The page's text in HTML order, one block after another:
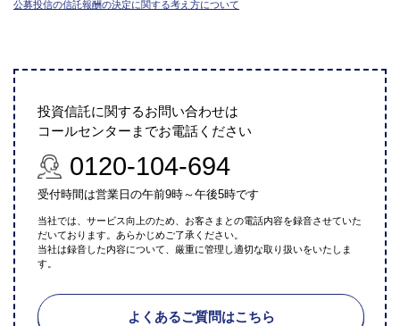
公募投信の信託報酬の決定に関する考え方について
投資信託に関するお問い合わせは
コールセンターまでお電話ください
0120-104-694
受付時間は営業日の午前9時～午後5時です
当社では、サービス向上のため、お客さまとの電話内容を録音させていた
だいております。あらかじめご了承ください。
当社は録音した内容について、厳重に管理し適切な取り扱いをいたしま
す。
よくあるご質問はこちら